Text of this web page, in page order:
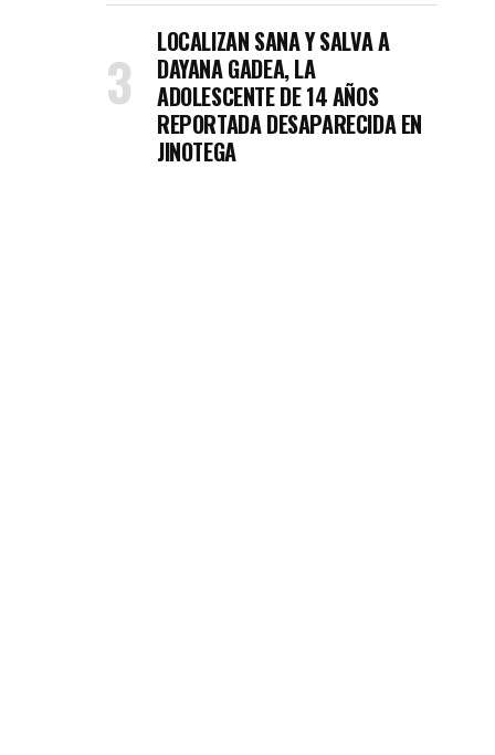
LOCALIZAN SANA Y SALVA A
DAYANA GADEA, LA
ADOLESCENTE DE 14 AÑOS
REPORTADA DESAPARECIDA EN
JINOTEGA